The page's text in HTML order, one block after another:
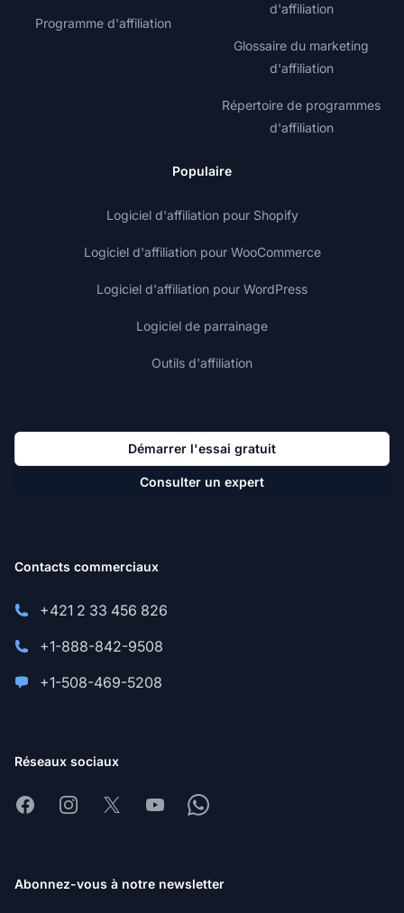
Programme d'affiliation
d'affiliation
Glossaire du marketing
d'affiliation
Répertoire de programmes
d'affiliation
Populaire
Logiciel d'affiliation pour Shopify
Logiciel d'affiliation pour WooCommerce
Logiciel d'affiliation pour WordPress
Logiciel de parrainage
Outils d'affiliation
Démarrer l'essai gratuit
Consulter un expert
Contacts commerciaux
+421 2 33 456 826
+1-888-842-9508
+1-508-469-5208
Réseaux sociaux
FacebookInstagram
X YoutubeWhatsapp
Abonnez-vous à notre newsletter